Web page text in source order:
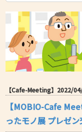
【Cafe-Meeting】2022/
【MOBIO-Cafe
ったモノ展 プレゼ